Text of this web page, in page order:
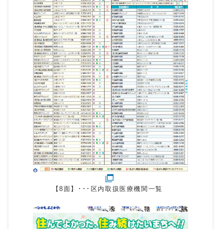
【8面】･･･区内取扱医療機関一覧